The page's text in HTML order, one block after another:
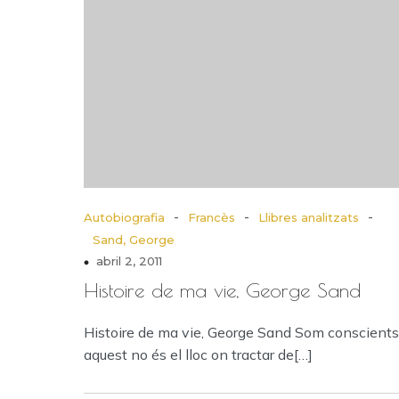
Autobiografia - Francès - Llibres analitzats -
Sand, George
abril 2, 2011
Histoire de ma vie, George Sand
Histoire de ma vie, George Sand Som
aquest no és el lloc on tractar de[…]